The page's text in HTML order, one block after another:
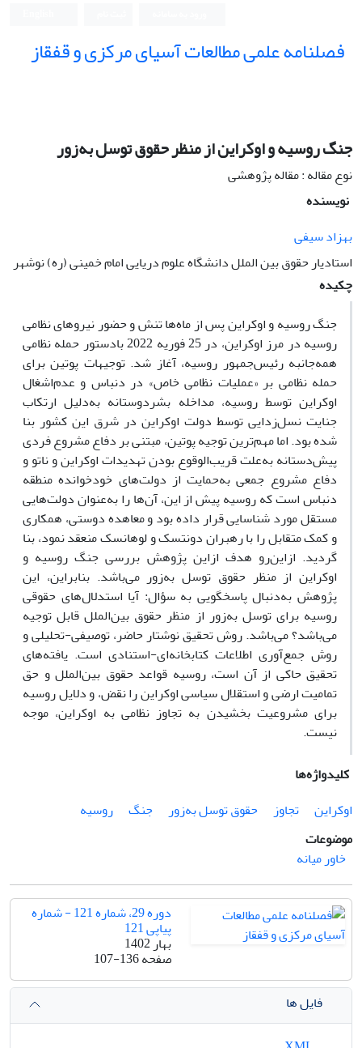
فصلنامه علمی مطالعات آسیای مرکزی و قفقاز
جنگ روسیه و اوکراین از منظر حقوق توسل به‌زور
نوع مقاله : مقاله پژوهشی
نویسنده
بهزاد سیفی
استادیار حقوق بین الملل دانشگاه علوم دریایی امام خمینی (ره) نوشهر
چکیده
جنگ روسیه و اوکراین پس از ماه‌ها تنش و حضور نیرو‌های نظامی
روسیه در مرز اوکراین، در 25 فوریه 2022 بادستور حمله نظامی
همه‌جانبه رئیس‌جمهور روسیه، آغاز شد. توجیهات پوتین برای
حمله نظامی بر «عملیات نظامی خاص» در دنباس و عدم‌اشغال
اوکراین توسط روسیه، مداخله بشردوستانه به‌دلیل ارتکاب
جنایت نسل‌زدایی توسط دولت اوکراین در شرق این کشور بنا
شده بود. اما مهم‌ترین توجیه پوتین، مبتنی بر دفاع مشروع فردی
پیش‌دستانه به‌علت قریب‌الوقوع بودن تهدیدات اوکراین و ناتو و
دفاع مشروع جمعی به‌حمایت از دولت‌های خودخوانده منطقه
دنباس است که روسیه پیش ‌از این، آن‌ها را به‌عنوان دولت‌هایی
مستقل مورد شناسایی قرار داده بود و معاهده دوستی، همکاری
و کمک متقابل را با رهبران دونتسک و لوهانسک منعقد نمود، بنا
گردید. ازاین‌رو هدف ازاین پژوهش بررسی جنگ روسیه و
اوکراین از منظر حقوق توسل به‌زور می‌باشد. بنابراین، این
پژوهش به‌دنبال پاسخگویی به سؤال: آیا استدلال‌های حقوقی
روسیه برای توسل به‌زور از منظر حقوق بین‌الملل قابل توجیه
می‌باشد؟ می‌باشد. روش تحقیق نوشتار حاضر، توصیفی-تحلیلی و
روش جمع‌آوری اطلاعات کتابخانه‌ای-استنادی است. یافته‌های
تحقیق حاکی از آن است، روسیه قواعد حقوق بین‌الملل و حق
تمامیت ارضی و استقلال سیاسی اوکراین را نقض، و دلایل روسیه
برای مشروعیت بخشیدن به تجاوز نظامی به اوکراین، موجه
نیست.
کلیدواژه‌ها
اوکراین
تجاوز حقوق توسل به‌زور جنگ
روسیه
موضوعات
خاور میانه
دوره 29، شماره 121 - شماره
پیاپی 121
بهار 1402
صفحه107-136
فایل ها